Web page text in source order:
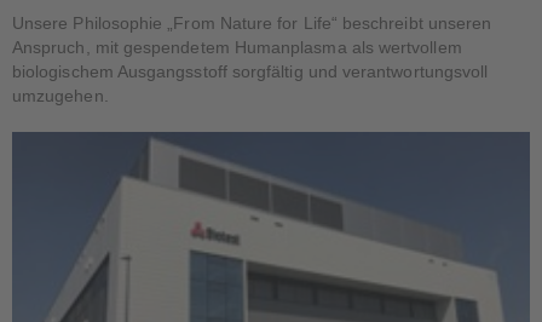
Unsere Philosophie „From Nature for Life“ beschreibt unseren
Anspruch, mit gespendetem Humanplasma als wertvollem
biologischem Ausgangsstoff sorgfältig und verantwortungsvoll
umzugehen.